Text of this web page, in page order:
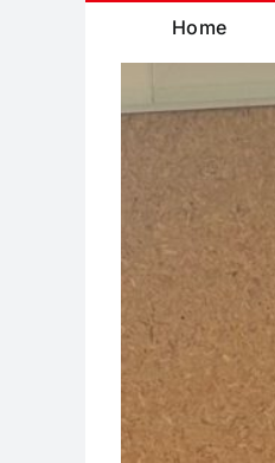
Home
grösseres